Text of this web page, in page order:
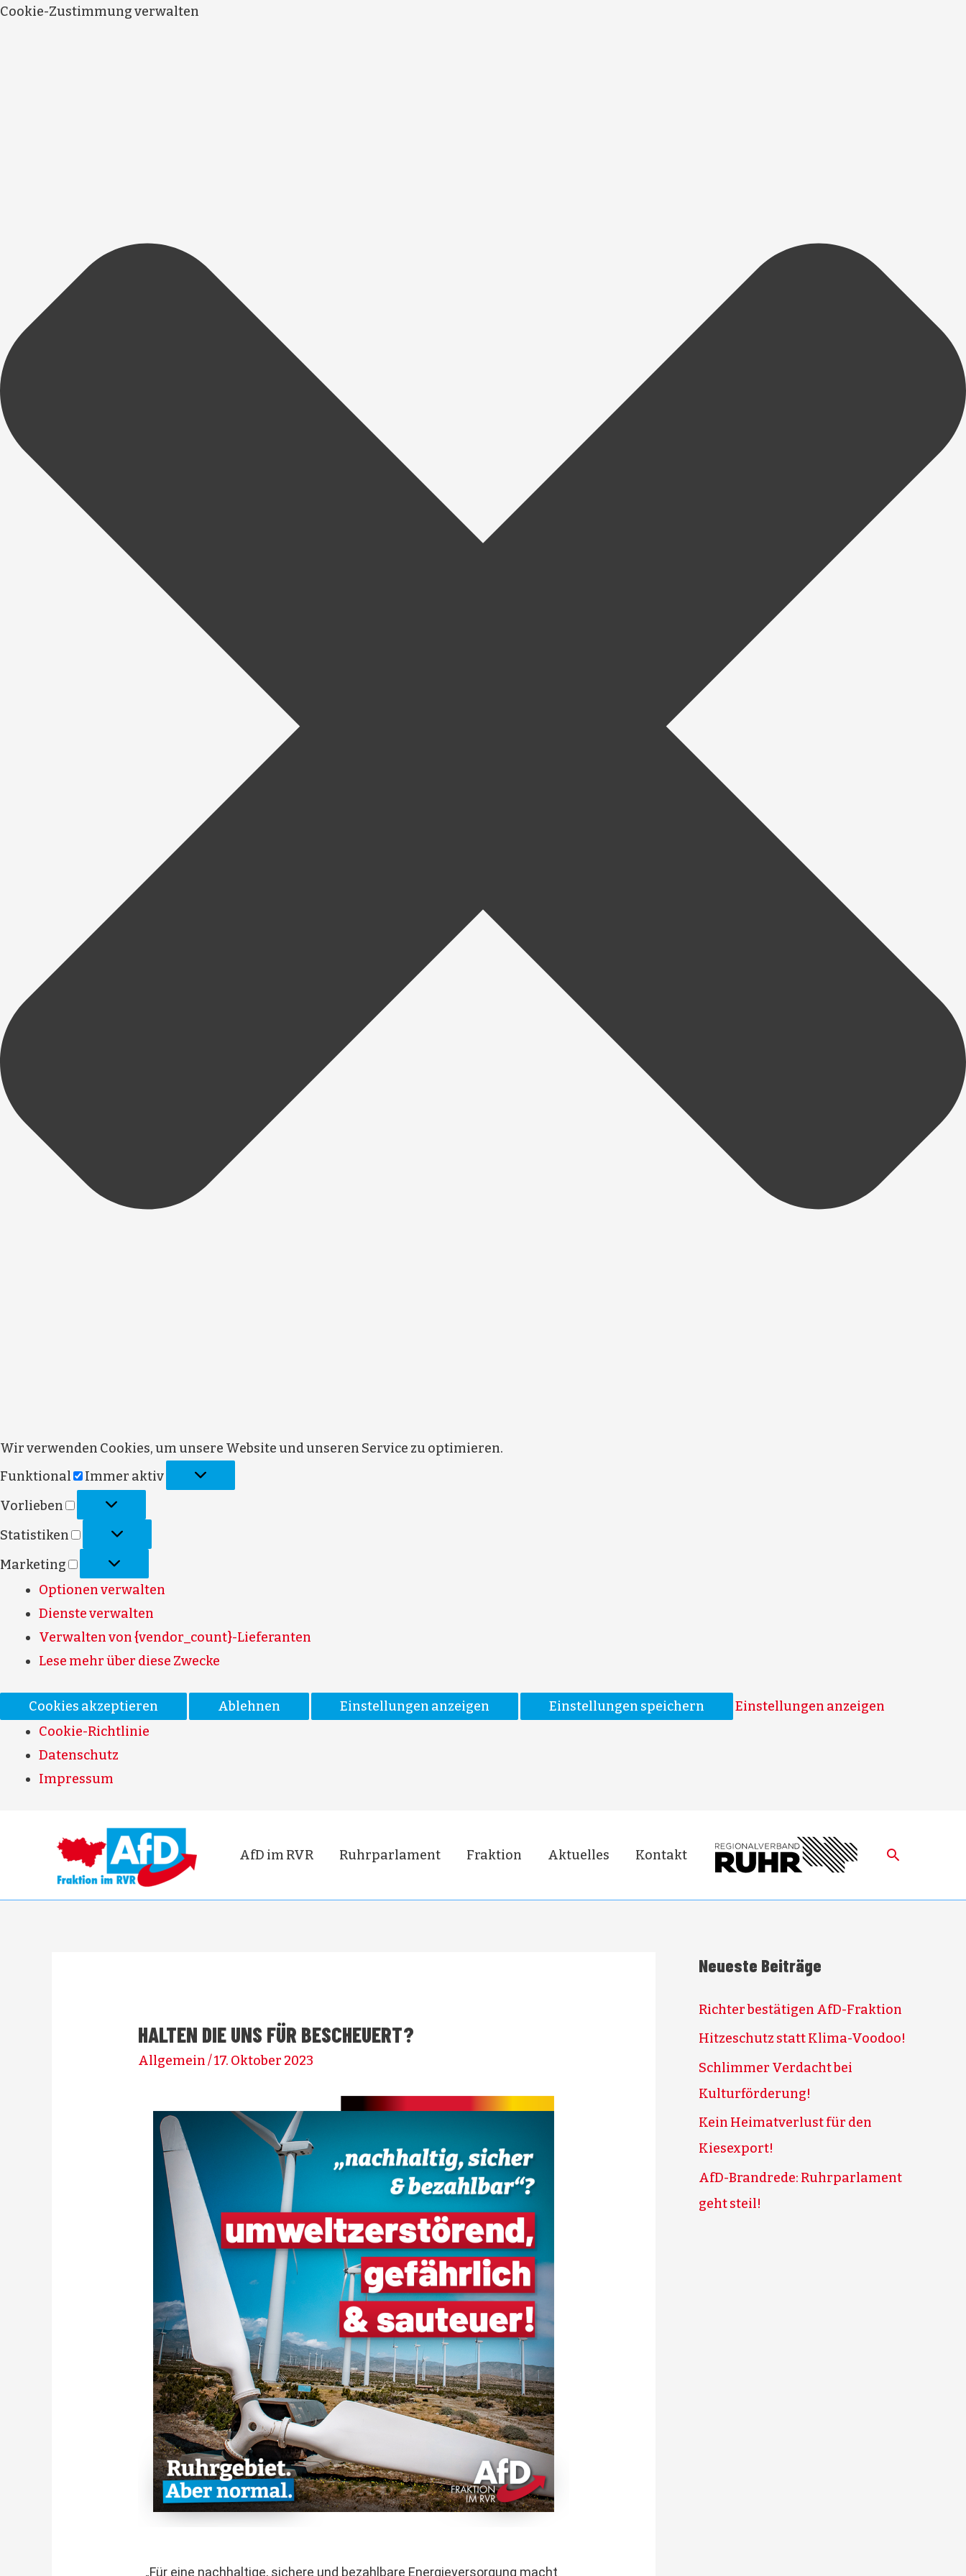
Cookie-Zustimmung verwalten
Wir verwenden Cookies, um unsere Website und unseren Service zu optimieren.
Funktional
Immer aktiv
Vorlieben
Statistiken
Marketing
Optionen verwalten
Dienste verwalten
Verwalten von {vendor_count}-Lieferanten
Lese mehr über diese Zwecke
Cookies akzeptieren Ablehnen Einstellungen anzeigen Einstellungen speichern
Einstellungen anzeigen
Cookie-Richtlinie
Datenschutz
Impressum
AfD im RVR Ruhrparlament Fraktion Aktuelles Kontakt
HALTEN DIE UNS FÜR BESCHEUERT?
Allgemein/17. Oktober 2023
„Für eine nachhaltige, sichere und bezahlbare Energieversorgung macht
Neueste Beiträge
Richter bestätigen AfD-Fraktion
Hitzeschutz statt Klima-Voodoo!
Schlimmer Verdacht bei
Kulturförderung!
Kein Heimatverlust für den
Kiesexport!
AfD-Brandrede: Ruhrparlament
geht steil!